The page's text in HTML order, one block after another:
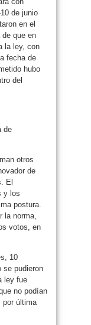
de junio
en el
de que en
la ley, con
fecha de
hubo
del
de
otros
de
El
y los
postura.
la norma,
votos, en
10
se pudieron
ley fue
no podían
por última